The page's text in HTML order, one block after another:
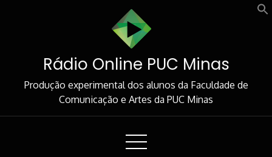
Rádio Online PUC Minas
Produção experimental dos alunos da Faculdade de
Comunicação e Artes da PUC Minas